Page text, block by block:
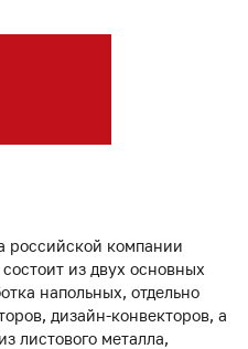
российской компании
из двух основных
напольных, отдельно
дизайн-конвекторов, а
листового металла,